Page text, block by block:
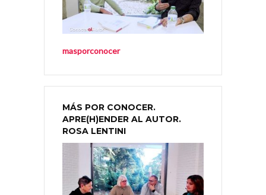
masporconocer
MÁS POR CONOCER.
APRE(H)ENDER AL AUTOR.
ROSA LENTINI